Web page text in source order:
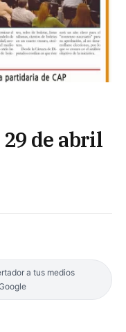
de abril
a tus medios